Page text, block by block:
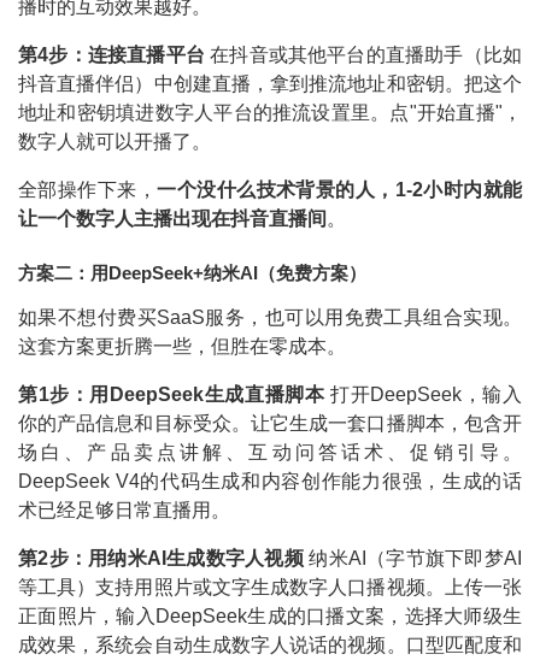
播时的互动效果越好。
第4步：连接直播平台 在抖音或其他平台的直播助手（比如
抖音直播伴侣）中创建直播，拿到推流地址和密钥。把这个
地址和密钥填进数字人平台的推流设置里。点"开始直播"，
数字人就可以开播了。
全部操作下来，一个没什么技术背景的人，1-2小时内就能
让一个数字人主播出现在抖音直播间 。
方案二：用DeepSeek+纳米AI（免费方案）
如果不想付费买SaaS服务，也可以用免费工具组合实现。
这套方案更折腾一些，但胜在零成本。
第1步：用DeepSeek生成直播脚本打开DeepSeek，输入
你的产品信息和目标受众。让它生成一套口播脚本，包含开
场白、产品卖点讲解、互动问答话术、促销引导。
DeepSeek V4的代码生成和内容创作能力很强，生成的话
术已经足够日常直播用。
第2步：用纳米AI生成数字人视频 纳米AI（字节旗下即梦AI
等工具）支持用照片或文字生成数字人口播视频。上传一张
正面照片，输入DeepSeek生成的口播文案，选择大师级生
成效果，系统会自动生成数字人说话的视频。口型匹配度和